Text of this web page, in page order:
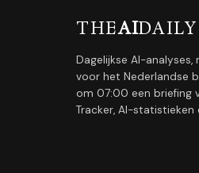
THEAIDAILY
Dagelijkse AI-
voor het Nederlandse
om 07:00 een briefing
Tracker, AI-statistieken